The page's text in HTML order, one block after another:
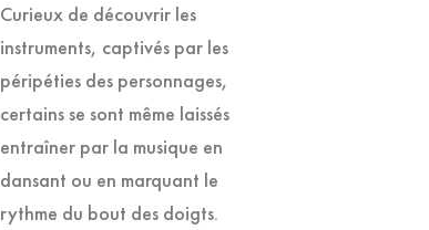
Curieux de découvrir les
instruments, captivés par les
péripéties des personnages,
certains se sont même laissés
entraîner par la musique en
dansant ou en marquant le
rythme du bout des doigts.